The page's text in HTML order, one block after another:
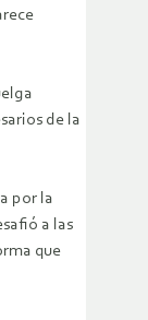
de la
por la
a las
que